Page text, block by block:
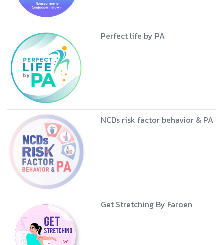
Perfect life by PA
NCDs risk factor behavior & PA
Get Stretching By Faroen